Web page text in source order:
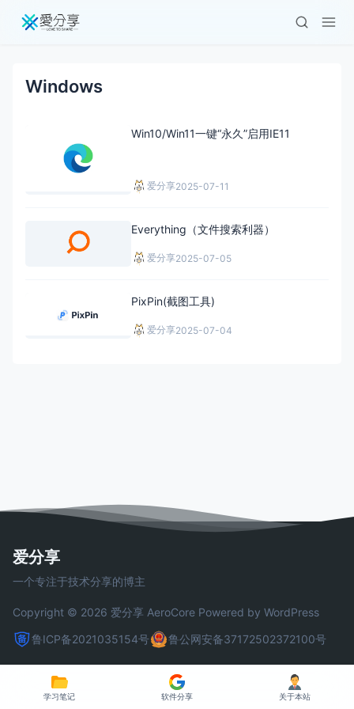
Windows
Win10/Win11一键“永久”启用IE11
爱分享2025-07-11
Everything（文件搜索利器）
爱分享2025-07-05
PixPin(截图工具)
爱分享2025-07-04
爱分享
一个专注于技术分享的博主
Copyright © 2026 爱分享 AeroCore Powered by WordPress
鲁ICP备2021035154号
鲁公网安备37172502372100号
学习笔记 软件分享 关于本站